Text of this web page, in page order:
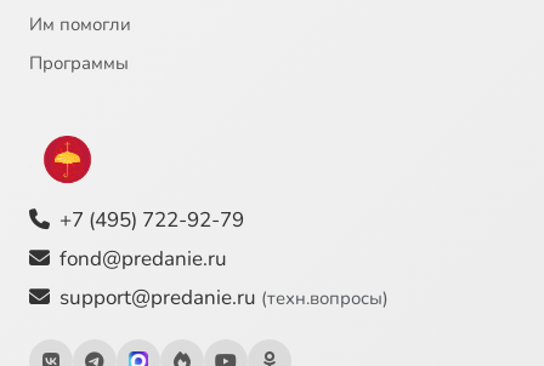
27 Ахматова - Лотова жена
Им помогли
Программы
+7 (495) 722-92-79
fond@predanie.ru
support@predanie.ru (техн.вопросы)